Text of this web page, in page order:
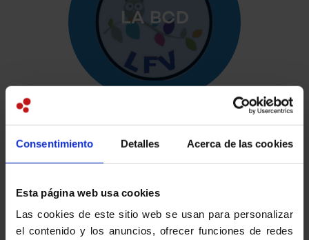
Consentimiento Detalles Acerca de las cookies
Esta página web usa cookies
Las cookies de este sitio web se usan para personalizar
el contenido y los anuncios, ofrecer funciones de redes
LA BCD
A.S.